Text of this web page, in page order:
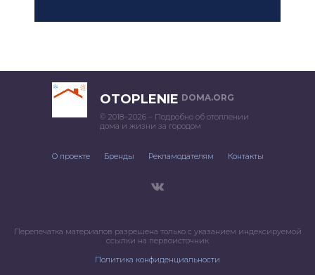
OTOPLENIE DOMA.ORG
© 2018–2026 – Подробно об отоплении
дома и жизни за городом
О проекте Бренды Рекламодателям Контакты
Перепечатка материалов разрешена только с указанием индексируемой
ссылки на первоисточник
Политика конфиденциальности